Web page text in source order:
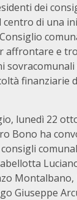
dei
centro di una
affrontare e
sovracomunali
finanziarie
lunedì 22
Bono ha
Giuseppe